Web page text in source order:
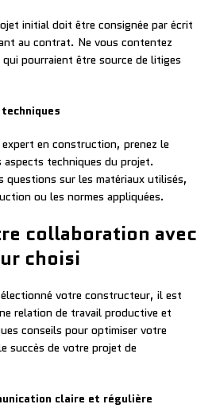
initial doit être consignée par écrit
au contrat. Ne vous contentez
qui pourraient être source de litiges
expert en construction, prenez le
aspects techniques du projet.
questions sur les matériaux utilisés,
ou les normes appliquées.
collaboration avec
choisi
votre constructeur, il est
relation de travail productive et
conseils pour optimiser votre
succès de votre projet de
claire et régulière